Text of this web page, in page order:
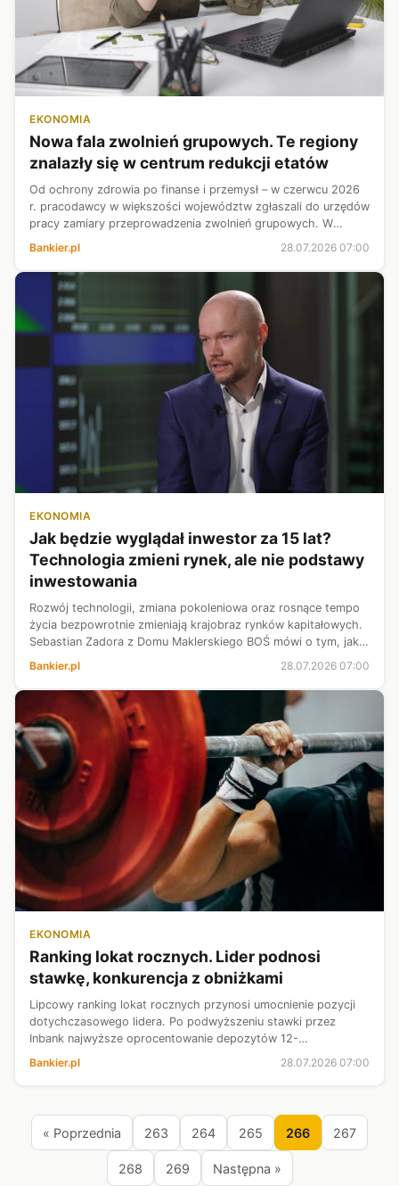
EKONOMIA
Nowa fala zwolnień grupowych. Te regiony
znalazły się w centrum redukcji etatów
Od ochrony zdrowia po finanse i przemysł – w czerwcu 2026
r. pracodawcy w większości województw zgłaszali do urzędów
pracy zamiary przeprowadzenia zwolnień grupowych. W
jednym przypadku procedura może objąć ponad 1,1 tys.
pracowników. Sprawdziliśmy, ...
Bankier.pl 28.07.2026 07:00
EKONOMIA
Jak będzie wyglądał inwestor za 15 lat?
Technologia zmieni rynek, ale nie podstawy
inwestowania
Rozwój technologii, zmiana pokoleniowa oraz rosnące tempo
życia bezpowrotnie zmieniają krajobraz rynków kapitałowych.
Sebastian Zadora z Domu Maklerskiego BOŚ mówi o tym, jak
będzie wyglądał profil inwestora za 10–15 lat oraz jak do tych
zmian muszą ...
Bankier.pl 28.07.2026 07:00
EKONOMIA
Ranking lokat rocznych. Lider podnosi
stawkę, konkurencja z obniżkami
Lipcowy ranking lokat rocznych przynosi umocnienie pozycji
dotychczasowego lidera. Po podwyższeniu stawki przez
Inbank najwyższe oprocentowanie depozytów 12-
miesięcznych wzrosło do 4,15 proc. w skali roku. Oferty
przebijające granicę 4 proc. w skali ...
Bankier.pl 28.07.2026 07:00
« Poprzednia 263 264 265 266 267
268 269 Następna »